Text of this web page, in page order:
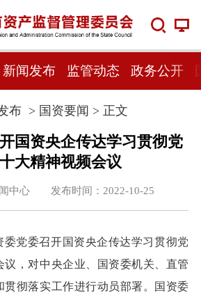
新闻发布 监管动态 政务公开
布> 国资要闻 > 正文
国资央企传达学习贯彻党
大精神视频会议
闻中心 发布时间：2022-10-25
委党委召开国资央企传达学习贯彻党
议，对中央企业、国资委机关、直管
贯彻落实工作进行动员部署。国资委